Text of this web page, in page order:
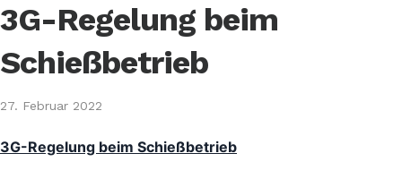
3G-Regelung beim
Schießbetrieb
27. Februar 2022
3G-Regelung beim Schießbetrieb